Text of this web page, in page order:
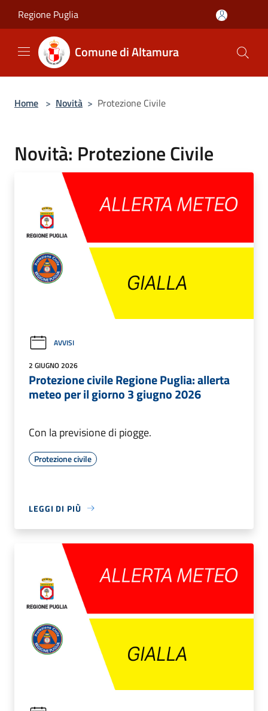
Regione Puglia
Comune di Altamura
Home > Novità > Protezione Civile
Novità: Protezione Civile
AVVISI
2 GIUGNO 2026
Protezione civile Regione Puglia: allerta
meteo per il giorno 3 giugno 2026
Con la previsione di piogge.
Protezione civile
LEGGI DI PIÙ